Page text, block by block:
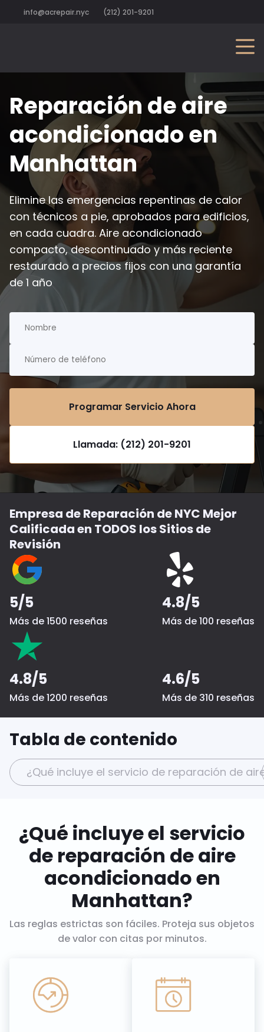
info@acrepair.nyc (212) 201-9201
Reparación de aire
acondicionado en
Manhattan
Elimine las emergencias repentinas de calor
con técnicos a pie, aprobados para edificios,
en cada cuadra. Aire acondicionado
compacto, descontinuado y más reciente
restaurado a precios fijos con una garantía
de 1 año
Programar Servicio Ahora
Llamada: (212) 201-9201
Empresa de Reparación de NYC Mejor
Calificada en TODOS los Sitios de
Revisión
5/5
Más de 1500 reseñas
4.8/5
Más de 100 reseñas
4.8/5
Más de 1200 reseñas
4.6/5
Más de 310 reseñas
Tabla de contenido
¿Qué incluye el servicio de reparación de
¿Qué incluye el servicio
de reparación de aire
acondicionado en
Manhattan?
Las reglas estrictas son fáciles. Proteja sus objetos
de valor con citas por minutos.